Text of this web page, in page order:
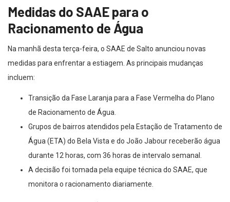
Medidas do SAAE para o
Racionamento de Água
Na manhã desta terça-feira, o SAAE de Salto anunciou novas
medidas para enfrentar a estiagem. As principais mudanças
incluem:
Transição da Fase Laranja para a Fase Vermelha do Plano
de Racionamento de Água.
Grupos de bairros atendidos pela Estação de Tratamento de
Água (ETA) do Bela Vista e do João Jabour receberão água
durante 12 horas, com 36 horas de intervalo semanal.
A decisão foi tomada pela equipe técnica do SAAE, que
monitora o racionamento diariamente.